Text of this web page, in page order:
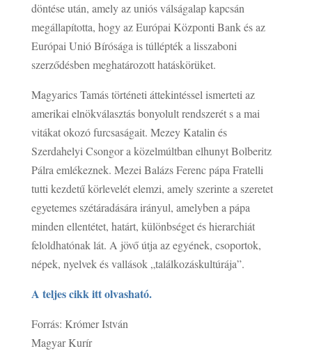
döntése után, amely az uniós válságalap kapcsán
megállapította, hogy az Európai Központi Bank és az
Európai Unió Bírósága is túllépték a lisszaboni
szerződésben meghatározott hatáskörüket.
Magyarics Tamás történeti áttekintéssel ismerteti az
amerikai elnökválasztás bonyolult rendszerét s a mai
vitákat okozó furcsaságait. Mezey Katalin és
Szerdahelyi Csongor a közelmúltban elhunyt Bolberitz
Pálra emlékeznek. Mezei Balázs Ferenc pápa Fratelli
tutti kezdetű körlevelét elemzi, amely szerinte a szeretet
egyetemes szétáradására irányul, amelyben a pápa
minden ellentétet, határt, különbséget és hierarchiát
feloldhatónak lát. A jövő útja az egyének, csoportok,
népek, nyelvek és vallások „találkozáskultúrája”.
A teljes cikk itt olvasható.
Forrás: Krómer István
Magyar Kurír